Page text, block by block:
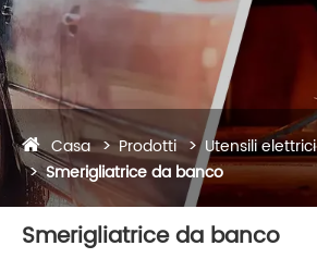
Casa Prodotti
Utensili elettrici
Smerigliatrice da banco
Smerigliatrice da banco